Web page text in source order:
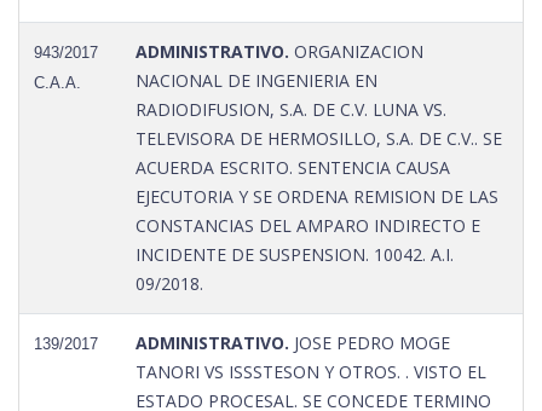
943/2017
C.A.A.
ADMINISTRATIVO. ORGANIZACION
NACIONAL DE INGENIERIA EN
RADIODIFUSION, S.A. DE C.V. LUNA VS.
TELEVISORA DE HERMOSILLO, S.A. DE C.V.. SE
ACUERDA ESCRITO. SENTENCIA CAUSA
EJECUTORIA Y SE ORDENA REMISION DE LAS
CONSTANCIAS DEL AMPARO INDIRECTO E
INCIDENTE DE SUSPENSION. 10042. A.I.
09/2018.
139/2017 ADMINISTRATIVO. JOSE PEDRO MOGE
TANORI VS ISSSTESON Y OTROS. . VISTO EL
ESTADO PROCESAL. SE CONCEDE TERMINO